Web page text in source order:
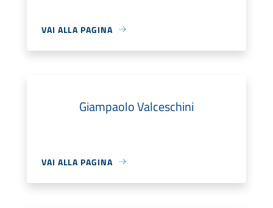
VAI ALLA PAGINA
Giampaolo Valceschini
VAI ALLA PAGINA